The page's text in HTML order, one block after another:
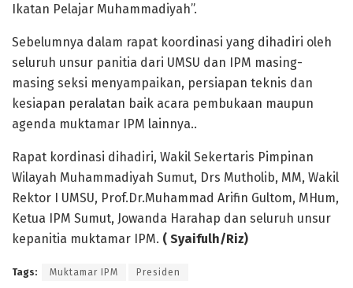
Ikatan Pelajar Muhammadiyah”.
Sebelumnya dalam rapat koordinasi yang dihadiri oleh
seluruh unsur panitia dari UMSU dan IPM masing-
masing seksi menyampaikan, persiapan teknis dan
kesiapan peralatan baik acara pembukaan maupun
agenda muktamar IPM lainnya..
Rapat kordinasi dihadiri, Wakil Sekertaris Pimpinan
Wilayah Muhammadiyah Sumut, Drs Mutholib, MM, Wakil
Rektor I UMSU, Prof.Dr.Muhammad Arifin Gultom, MHum,
Ketua IPM Sumut, Jowanda Harahap dan seluruh unsur
kepanitia muktamar IPM. ( Syaifulh/Riz)
Tags: Muktamar IPM Presiden